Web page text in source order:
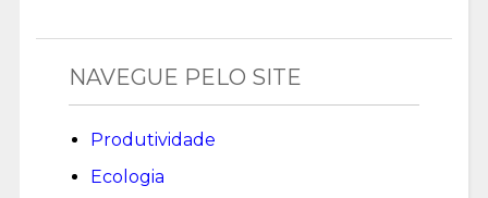
NAVEGUE PELO SITE
Produtividade
Ecologia